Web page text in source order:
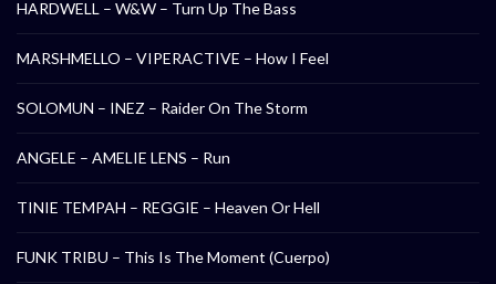
HARDWELL – W&W – Turn Up The Bass
MARSHMELLO – VIPERACTIVE – How I Feel
SOLOMUN – INEZ – Raider On The Storm
ANGELE – AMELIE LENS – Run
TINIE TEMPAH – REGGIE – Heaven Or Hell
FUNK TRIBU – This Is The Moment (Cuerpo)